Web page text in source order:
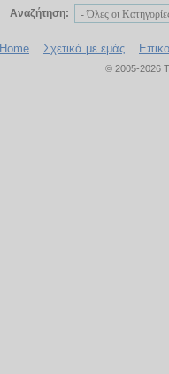
Αναζήτηση:
Home Σχετικά με εμάς
© 2005-2026